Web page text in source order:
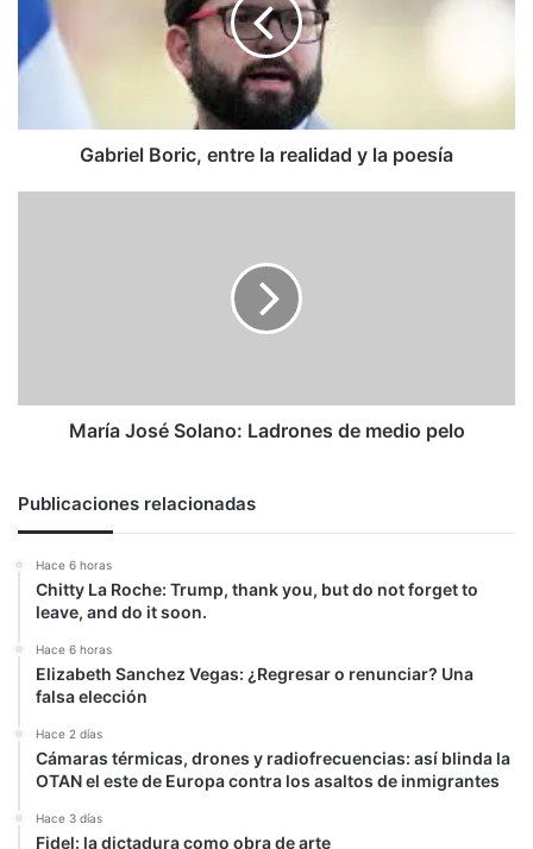
realidad
y
la
Gabriel Boric, entre la realidad y la poesía
María José Solano: Ladrones de medio pelo
Publicaciones relacionadas
Hace 6 horas
Chitty La Roche: Trump, thank you, but do not forget to
leave, and do it soon.
Hace 6 horas
Elizabeth Sanchez Vegas: ¿Regresar o renunciar? Una
falsa elección
Hace 2 días
Cámaras térmicas, drones y radiofrecuencias: así blinda la
OTAN el este de Europa contra los asaltos de inmigrantes
Hace 3 días
Fidel: la dictadura como obra de arte